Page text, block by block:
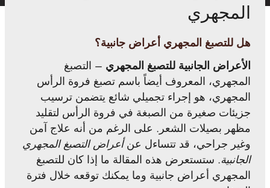
المجهري
هل للتصبغ المجهري أعراض جانبية؟
الأعراض الجانبية للتصبغ المجهري – التصبغ
المجهري، المعروف أيضاً باسم تصبغ فروة الرأس
المجهري، هو إجراء تجميلي شائع يتضمن ترسيب
جزيئات صغيرة من الصبغة في فروة الرأس لتقليد
مظهر بصيلات الشعر. على الرغم من أنه علاج آمن
وغير جراحي، قد تتساءل عنأعراض التصبغ المجهري
الجانبية. ستستعرض هذه المقالة ما إذا كان للتصبغ
المجهري أعراض جانبية وما يمكنك توقعه خلال فترة